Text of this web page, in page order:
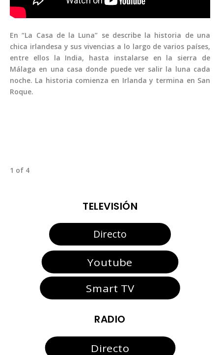
En “La Casa de la Luna” se describe la historia de una
chica irlandesa y sus vivencias a lo largo de varios países,
entre ellos la India, hasta instalarse en la sierra de
Málaga en una casa donde puede ver salir la luna cada
noche. La historia comienza en Irlanda y termina en San
Roque.
1 of 4
TELEVISIÓN
Directo
Youtube
Smart TV
RADIO
Directo